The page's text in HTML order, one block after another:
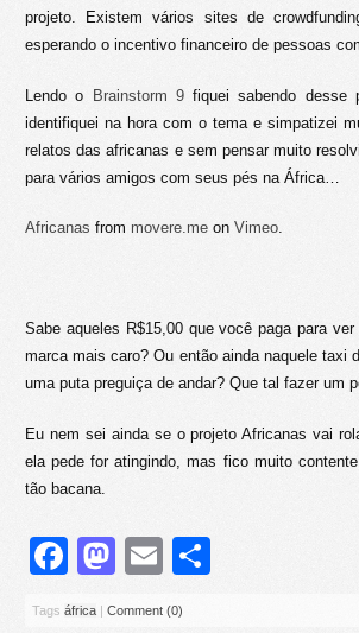
projeto. Existem vários sites de
esperando o incentivo financeiro de pessoas
Lendo o Brainstorm 9fiquei sabendo desse
identifiquei na hora com o tema e simpatizei
relatos das africanas e sem pensar muito
para vários amigos com seus pés na África…
Africanas from movere.me on Vimeo.
Sabe aqueles R$15,00 que você paga para
marca mais caro? Ou então ainda naquele taxi
uma puta preguiça de andar? Que tal fazer um
Eu nem sei ainda se o projeto Africanas vai
ela pede for atingindo, mas fico muito
tão bacana.
Facebook
Mastodon
Email
Tags áfrica | Comment (0)